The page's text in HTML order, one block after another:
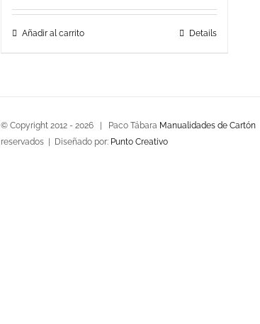
Añadir al carrito Details
© Copyright 2012 - 2026 | Paco Tábara Manualidades de Cartón
reservados | Diseñado por: Punto Creativo